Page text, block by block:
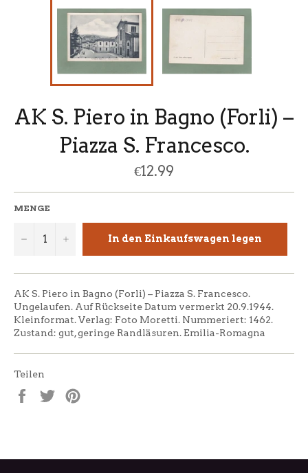
AK S. Piero in Bagno (Forli) –
Piazza S. Francesco.
Normaler
Preis
€12.99
MENGE
− + In den Einkaufswagen legen
AK S. Piero in Bagno (Forli) – Piazza S. Francesco.
Ungelaufen. Auf Rückseite Datum vermerkt 20.9.1944.
Kleinformat. Verlag: Foto Moretti. Nummeriert: 1462.
Zustand: gut, geringe Randläsuren. Emilia-Romagna
Teilen
Auf
Facebook
Auf
Twitter